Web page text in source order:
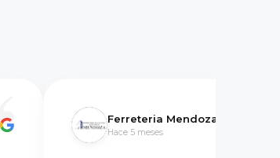
Ferreteria Mendoza
Hace 5 meses